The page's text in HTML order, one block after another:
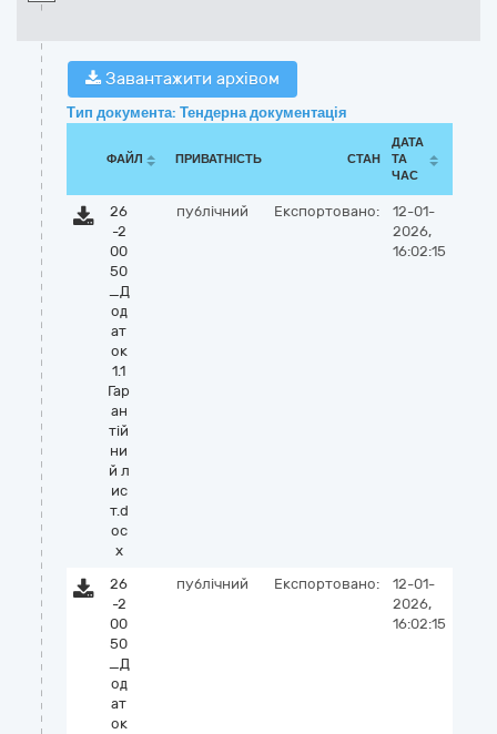
Завантажити архівом
Тип документа: Тендерна документація
ФАЙЛ ПРИВАТНІСТЬ СТАН
ДАТА
ТА
ЧАС
26
-2
00
50
_Д
од
ат
ок
1.1
Гар
ан
тій
ни
й л
ис
т.d
oc
x
публічний Експортовано:
12-01-
2026,
16:02:15
26
-2
00
50
_Д
од
ат
ок
публічний Експортовано:
12-01-
2026,
16:02:15